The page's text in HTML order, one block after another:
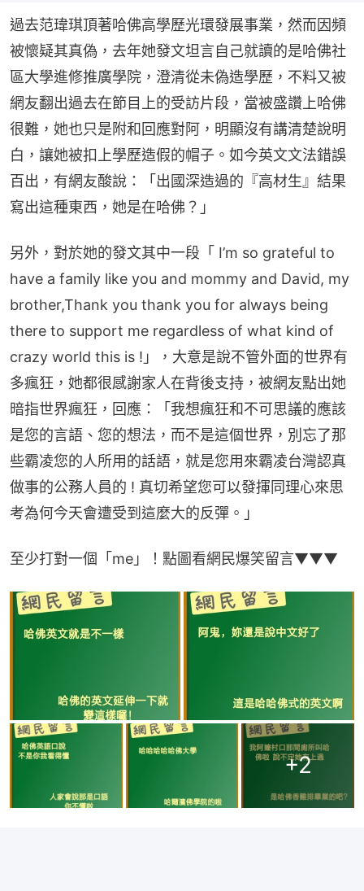
過去范瑋琪頂著哈佛高學歷光環發展事業，然而因頻
被懷疑其真偽，去年她發文坦言自己就讀的是哈佛社
區大學進修推廣學院，澄清從未偽造學歷，不料又被
網友翻出過去在節目上的受訪片段，當被盛讚上哈佛
很難，她也只是附和回應對阿，明顯沒有講清楚說明
白，讓她被扣上學歷造假的帽子。如今英文文法錯誤
百出，有網友酸說：「出國深造過的『高材生』結果
寫出這種東西，她是在哈佛？」
另外，對於她的發文其中一段「 I’m so grateful to
have a family like you and mommy and David, my
brother,Thank you thank you for always being
there to support me regardless of what kind of
crazy world this is !」，大意是說不管外面的世界有
多瘋狂，她都很感謝家人在背後支持，被網友點出她
暗指世界瘋狂，回應：「我想瘋狂和不可思議的應該
是您的言語、您的想法，而不是這個世界，別忘了那
些霸凌您的人所用的話語，就是您用來霸凌台灣認真
做事的公務人員的 ! 真切希望您可以發揮同理心來思
考為何今天會遭受到這麼大的反彈。」
至少打對一個「me」！點圖看網民爆笑留言▼▼▼
+2